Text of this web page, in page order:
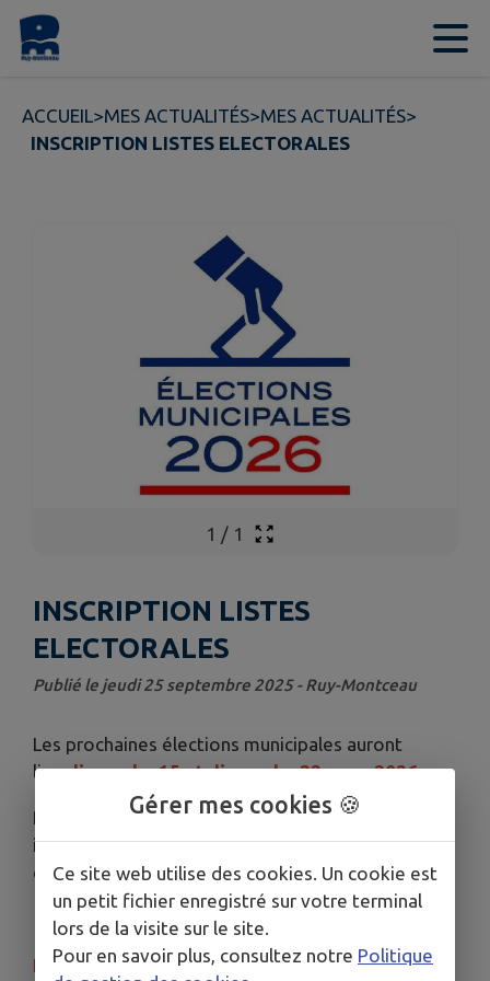
Contenu
ACCUEIL>MES ACTUALITÉS>MES ACTUALITÉS>
INSCRIPTION LISTES ELECTORALES
1 / 1
INSCRIPTION LISTES
ELECTORALES
Publié le jeudi 25 septembre 2025 - Ruy-Montceau
Les prochaines élections municipales auront
lieudimanche 15 et dimanche 22 mars 2026.
Pour pouvoir voter, il est indispensable d’être
inscrit sur les listes électorales de votre
commune.
La date limite d’inscription sur les listes
Gérer mes cookies 🍪
Ce site web utilise des cookies. Un cookie est
un petit fichier enregistré sur votre terminal
lors de la visite sur le site.
Pour en savoir plus, consultez notre Politique